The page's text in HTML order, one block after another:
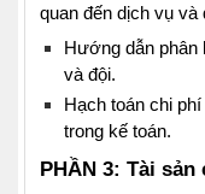
quan đến dịch vụ và
Hướng dẫn phân
và đội.
Hạch toán chi
trong kế toán.
PHẦN 3: Tài sản